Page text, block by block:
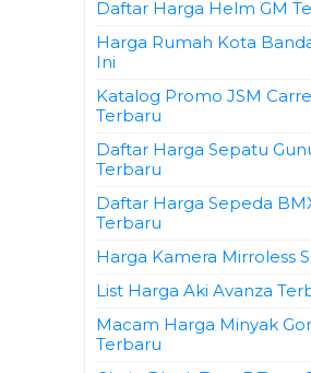
Daftar Harga Helm GM
Harga Rumah Kota
Ini
Katalog Promo JSM
Terbaru
Daftar Harga Sepatu
Terbaru
Daftar Harga Sepeda
Terbaru
Harga Kamera Mirroless
List Harga Aki Avanza
Macam Harga Minyak
Terbaru